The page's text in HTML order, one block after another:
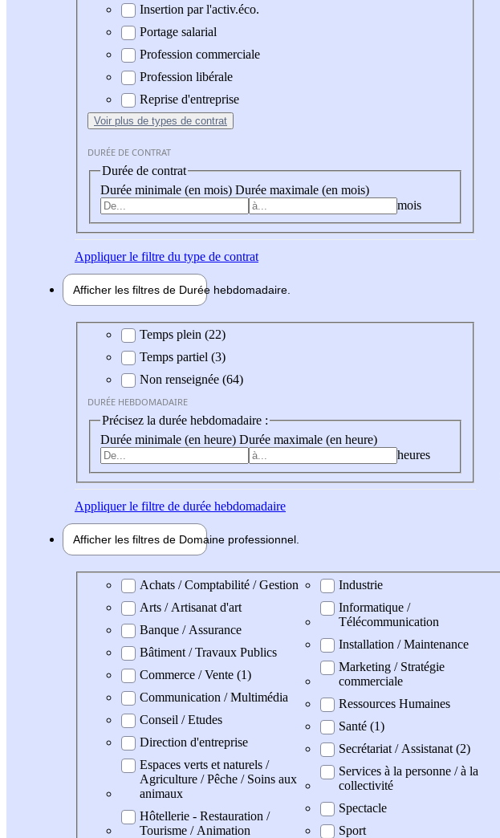
Insertion par l'activ.éco.
Portage salarial
Profession commerciale
Profession libérale
Reprise d'entreprise
Voir plus de types de contrat
DURÉE DE CONTRAT
Durée de contrat
Durée minimale (en mois) Durée maximale (en mois)
mois
Appliquerle filtre du type de contrat
Afficher les filtres de Durée hebdomadaire
Durée hebdomadaire
Temps plein (22)
Temps partiel (3)
Non renseignée (64)
DURÉE HEBDOMADAIRE
Précisez la durée hebdomadaire :
Durée minimale (en heure) Durée maximale (en heure)
heures
Appliquerle filtre de durée hebdomadaire
Afficher les filtres de Domaine professionnel
Domaine professionel
Achats / Comptabilité / Gestion
Arts / Artisanat d'art
Banque / Assurance
Bâtiment / Travaux Publics
Commerce / Vente (1)
Communication / Multimédia
Conseil / Etudes
Direction d'entreprise
Espaces verts et naturels /
Agriculture / Pêche / Soins aux
animaux
Hôtellerie - Restauration /
Tourisme / Animation
Industrie
Informatique /
Télécommunication
Installation / Maintenance
Marketing / Stratégie
commerciale
Ressources Humaines
Santé (1)
Secrétariat / Assistanat (2)
Services à la personne / à la
collectivité
Spectacle
Sport